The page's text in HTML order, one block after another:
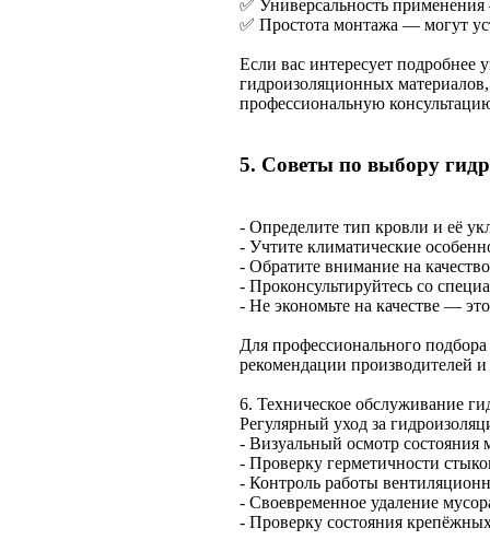
✅ Универсальность
✅ Простота монтажа — могут
Если вас интересует подробнее
гидроизоляционных
профессиональную
5. Советы по выбору
- Определите тип кровли и её
- Учтите климатические
- Обратите внимание на
- Проконсультируйтесь со
- Не экономьте на качестве —
Для профессионального
рекомендации производителей
6. Техническое обслуживание
Регулярный уход за
- Визуальный осмотр состояния
- Проверку герметичности
- Контроль работы
- Своевременное удаление
- Проверку состояния